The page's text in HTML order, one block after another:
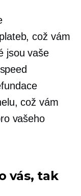
což vám
jsou vaše
což vám
vašeho
vás, tak